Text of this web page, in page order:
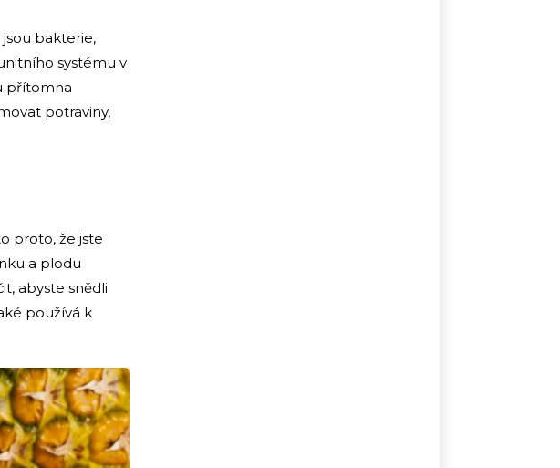
bakterie,
systému v
přítomna
potraviny,
proto, že jste
a plodu
abyste snědli
používá k